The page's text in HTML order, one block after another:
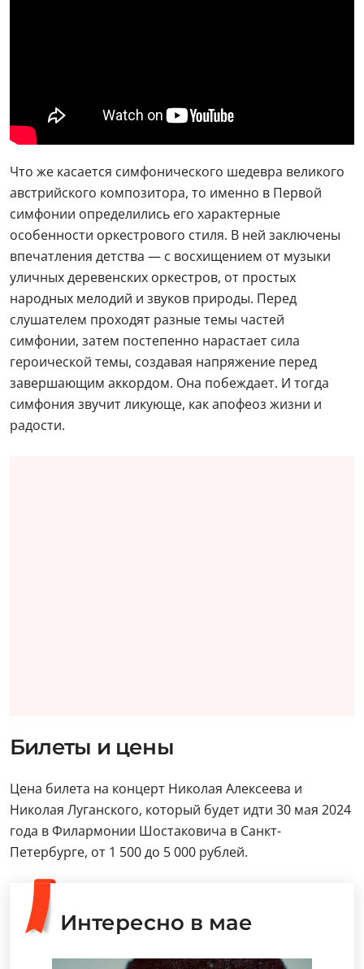
Что же касается симфонического шедевра великого
австрийского композитора, то именно в Первой
симфонии определились его характерные
особенности оркестрового стиля. В ней заключены
впечатления детства — с восхищением от музыки
уличных деревенских оркестров, от простых
народных мелодий и звуков природы. Перед
слушателем проходят разные темы частей
симфонии, затем постепенно нарастает сила
героической темы, создавая напряжение перед
завершающим аккордом. Она побеждает. И тогда
симфония звучит ликующе, как апофеоз жизни и
радости.
Билеты и цены
Цена билета на концерт Николая Алексеева и
Николая Луганского, который будет идти 30 мая 2024
года в Филармонии Шостаковича в Санкт-
Петербурге, от 1 500 до 5 000 рублей.
Интересно в мае